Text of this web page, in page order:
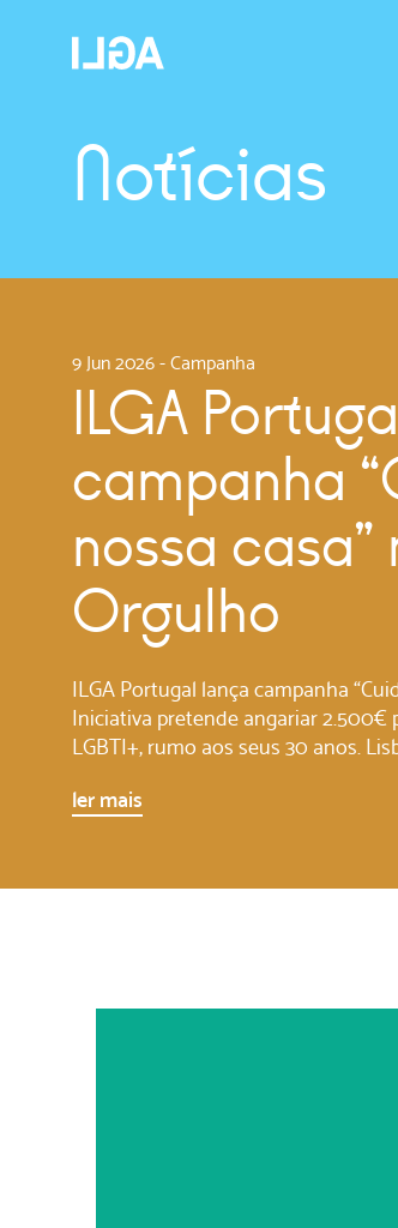
Notícias
9 Jun 2026 -Campanha
ILGA
campanha
nossa casa”
Orgulho
ILGA Portugal lança campanha
Iniciativa pretende angariar 2.500€
LGBTI+, rumo aos seus 30 anos.
ler mais